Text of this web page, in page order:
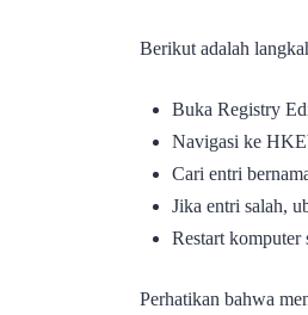
Berikut adalah
Buka Registry
Navigasi ke
Cari entri
Jika entri salah,
Restart komputer
Perhatikan bahwa